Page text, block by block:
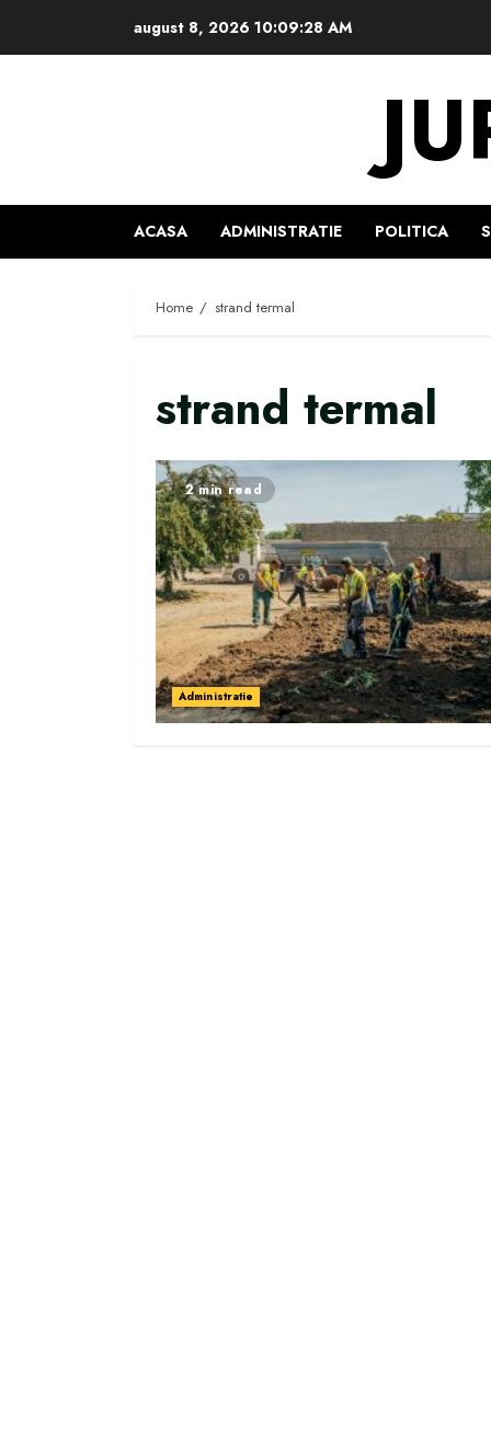
august 8, 2026 10:09:29 AM
ACASA ADMINISTRATIE POLITICA
Home strand termal
strand termal
2 min read
Administratie